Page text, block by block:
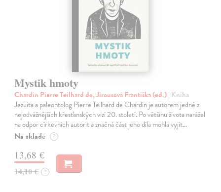
Mystik hmoty
Chardin Pierre Teilhard de, Jirousová Františka (ed.)| Kniha
Jezuita a paleontolog Pierre Teilhard de Chardin je autorem jedné z
nejodvážnějších křesťanských vizí 20. století. Po většinu života narážel
na odpor církevních autorit a značná část jeho díla mohla vyjít…
Na sklade ?
13,68 €
14,10 € ?